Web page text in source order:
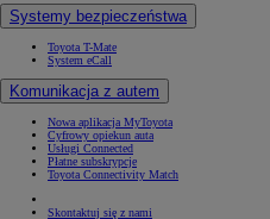
Systemy bezpieczeństwa
Toyota T-Mate
System eCall
Komunikacja z autem
Nowa aplikacja MyToyota
Cyfrowy opiekun auta
Usługi Connected
Płatne subskrypcje
Toyota Connectivity Match
Skontaktuj się z nami